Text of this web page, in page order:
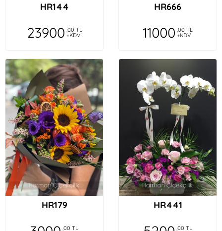
HR144
23900 ,00 TL
+KDV
HR666
11000 ,00 TL
+KDV
HR179
,00 TL
HR441
,00 TL